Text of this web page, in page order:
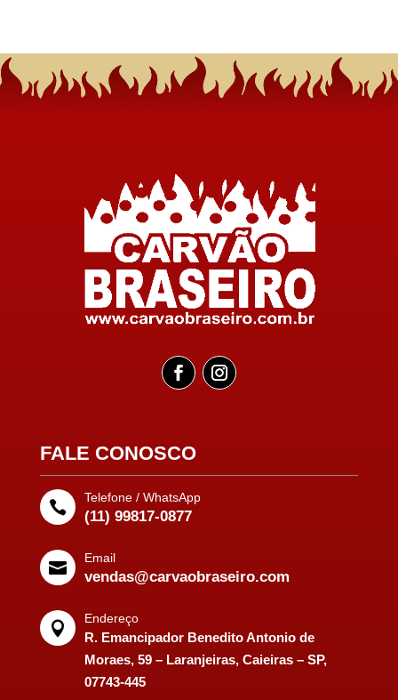
FALE CONOSCO

Telefone / WhatsApp
(11) 99817-0877

Email
vendas@carvaobraseiro.com

Endereço
R. Emancipador Benedito Antonio de
Moraes, 59 – Laranjeiras, Caieiras – SP,
07743-445